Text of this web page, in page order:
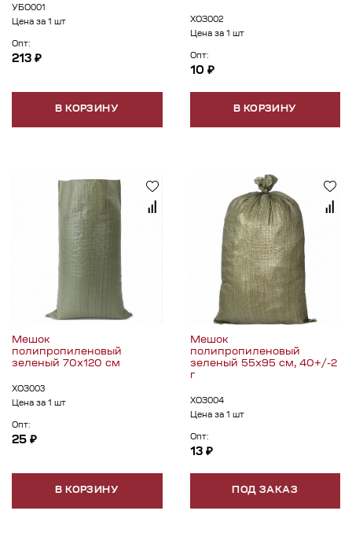
УБО001
Цена за 1 шт
Опт:
213 ₽
В КОРЗИНУ
ХОЗ002
Цена за 1 шт
Опт:
10 ₽
В КОРЗИНУ
Мешок
полипропиленовый
зеленый 70х120 см
ХОЗ003
Цена за 1 шт
Опт:
25 ₽
В КОРЗИНУ
Мешок
полипропиленовый
зеленый 55х95 см, 40+/-2
г
ХОЗ004
Цена за 1 шт
Опт:
13 ₽
ПОД ЗАКАЗ